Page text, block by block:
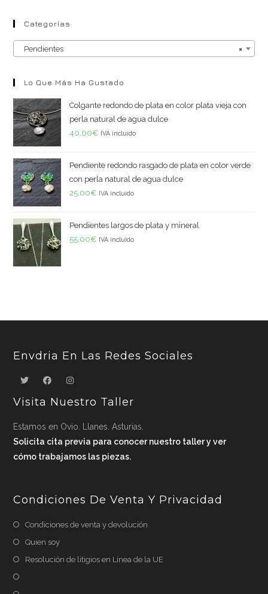
Categorías
×
Pendientes
Lo Que Más Ha Gustado
Colgante redondo de plata en color plata vieja con
perla natural de agua dulce
40,00€ IVA incluido
Pendiente redondo rasgado de plata en color verde
con perla natural de agua dulce
25,00€ IVA incluido
Pendientes largos de plata y mineral
55,00€ IVA incluido
Envdria En Las Redes Sociales
Visita Nuestro Taller
Estamos en Ovio. Llanes. Asturias.
Solicita cita previa para conocer nuestro taller y ver
cómo trabajamos las piezas.
Condiciones De Venta Y Privacidad
Condiciones de venta y devolución
Quien soy
Resolución de litigios en Línea de la UE